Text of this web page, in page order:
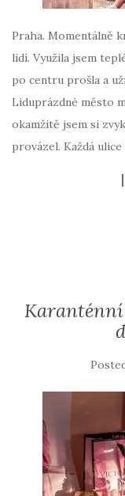
Praha. Momentálně
lidí. Využila jsem
po centru prošla a
Liduprázdné město
okamžitě jsem si
provázel. Každá
Karanténní